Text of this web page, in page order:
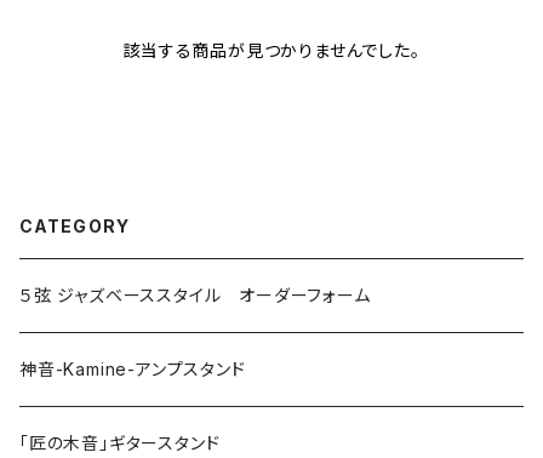
該当する商品が見つかりませんでした。
CATEGORY
５弦 ジャズベーススタイル オーダーフォーム
神音-Kamine-アンプスタンド
「匠の木音」ギタースタンド